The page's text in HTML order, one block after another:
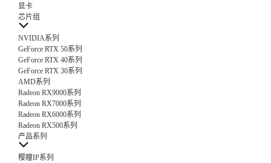
显卡
芯片组
NVIDIA系列
GeForce RTX 50系列
GeForce RTX 40系列
GeForce RTX 30系列
AMD系列
Radeon RX9000系列
Radeon RX7000系列
Radeon RX6000系列
Radeon RX500系列
产品系列
樱瞳IP系列